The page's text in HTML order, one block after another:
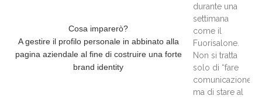
Cosa imparerò?
A gestire il profilo personale in abbinato alla
pagina aziendale al fine di costruire una forte
brand identity
durante una
settimana
come il
Fuorisalone.
Non si tratta
solo di “fare
comunicazione”
ma di stare al